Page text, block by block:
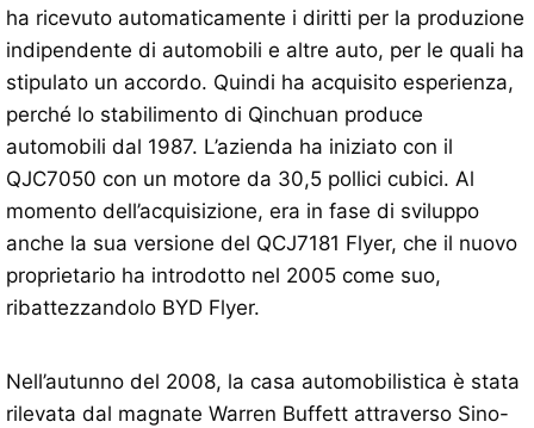
ha ricevuto automaticamente i diritti per la produzione
indipendente di automobili e altre auto, per le quali ha
stipulato un accordo. Quindi ha acquisito esperienza,
perché lo stabilimento di Qinchuan produce
automobili dal 1987. L’azienda ha iniziato con il
QJC7050 con un motore da 30,5 pollici cubici. Al
momento dell’acquisizione, era in fase di sviluppo
anche la sua versione del QCJ7181 Flyer, che il nuovo
proprietario ha introdotto nel 2005 come suo,
ribattezzandolo BYD Flyer.
Nell’autunno del 2008, la casa automobilistica è stata
rilevata dal magnate Warren Buffett attraverso Sino-